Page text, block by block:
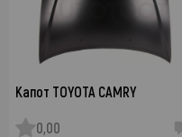
Капот TOYOTA CAMRY
0,00